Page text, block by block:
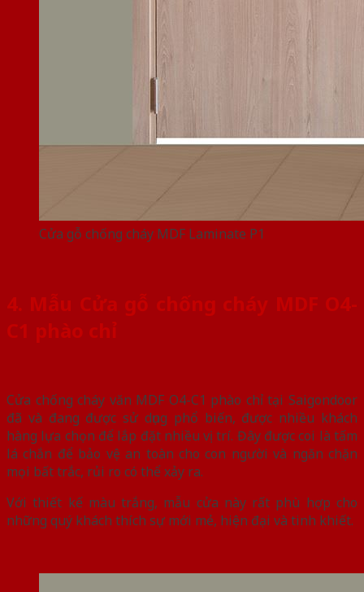
Cửa gỗ chống cháy MDF Laminate P1
4. Mẫu Cửa gỗ chống cháy MDF O4-
C1 phào chỉ
Cửa chống cháy văn MDF O4-C1 phào chỉ tại Saigondoor
đã và đang được sử dụng phổ biến, được nhiều khách
hàng lựa chọn để lắp đặt nhiều vị trí. Đây được coi là tấm
lá chắn để bảo vệ an toàn cho con người và ngăn chặn
mọi bất trắc, rủi ro có thể xảy ra.
Với thiết kế màu trắng, mẫu cửa này rất phù hợp cho
những quý khách thích sự mới mẻ, hiện đại và tinh khiết.